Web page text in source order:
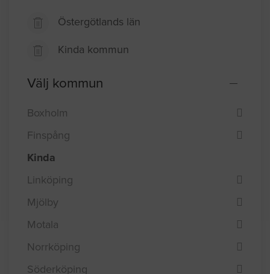
Östergötlands län
Kinda kommun
Välj kommun
Boxholm
Finspång
Kinda
Linköping
Mjölby
Motala
Norrköping
Söderköping